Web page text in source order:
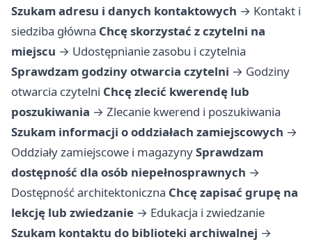
Szukam adresu i danych kontaktowych → Kontakt i
siedziba główna Chcę skorzystać z czytelni na
miejscu → Udostępnianie zasobu i czytelnia
Sprawdzam godziny otwarcia czytelni → Godziny
otwarcia czytelni Chcę zlecić kwerendę lub
poszukiwania → Zlecanie kwerend i poszukiwania
Szukam informacji o oddziałach zamiejscowych →
Oddziały zamiejscowe i magazynySprawdzam
dostępność dla osób niepełnosprawnych →
Dostępność architektoniczna Chcę zapisać grupę na
lekcję lub zwiedzanie → Edukacja i zwiedzanie
Szukam kontaktu do biblioteki archiwalnej →